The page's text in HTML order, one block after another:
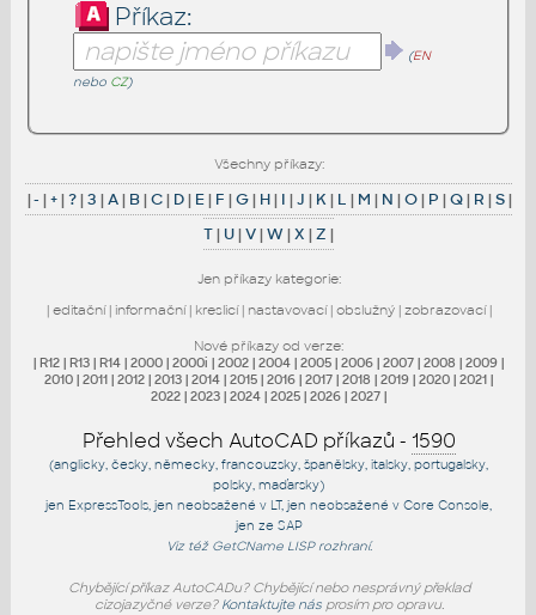
Příkaz:
(EN
nebo CZ)
Všechny příkazy:
|- |+|?|3 |A| B|C| D| E| F |G| H| I |J | K| L | M | N |O| P |Q| R |S|
T| U|V|W|X |Z |
Jen příkazy kategorie:
| editační| informační| kreslicí| nastavovací| obslužný| zobrazovací|
Nové příkazy od verze:
| R12 | R13 | R14 | 2000 | 2000i | 2002 | 2004 | 2005 | 2006 | 2007 | 2008 | 2009 |
2010 | 2011 | 2012 | 2013 | 2014 | 2015 | 2016 | 2017 | 2018 | 2019 | 2020 | 2021 |
2022 | 2023 | 2024 | 2025 | 2026 | 2027 |
Přehled všech AutoCAD příkazů - 1590
(anglicky, česky, německy, francouzsky, španělsky, italsky, portugalsky,
polsky, maďarsky)
jen ExpressTools , jen neobsažené v LT, jen neobsažené v Core Console
jen ze SAP
Viz též GetCNameLISP rozhraní.
Chybějící příkaz AutoCADu? Chybějící nebo nesprávný překlad
cizojazyčné verze? Kontaktujte násprosím pro opravu.